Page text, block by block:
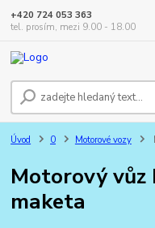
+420 724 053 363
tel. prosím, mezi 9.00 - 18.00
Úvod 0 Motorové vozy
Motorový vůz
maketa